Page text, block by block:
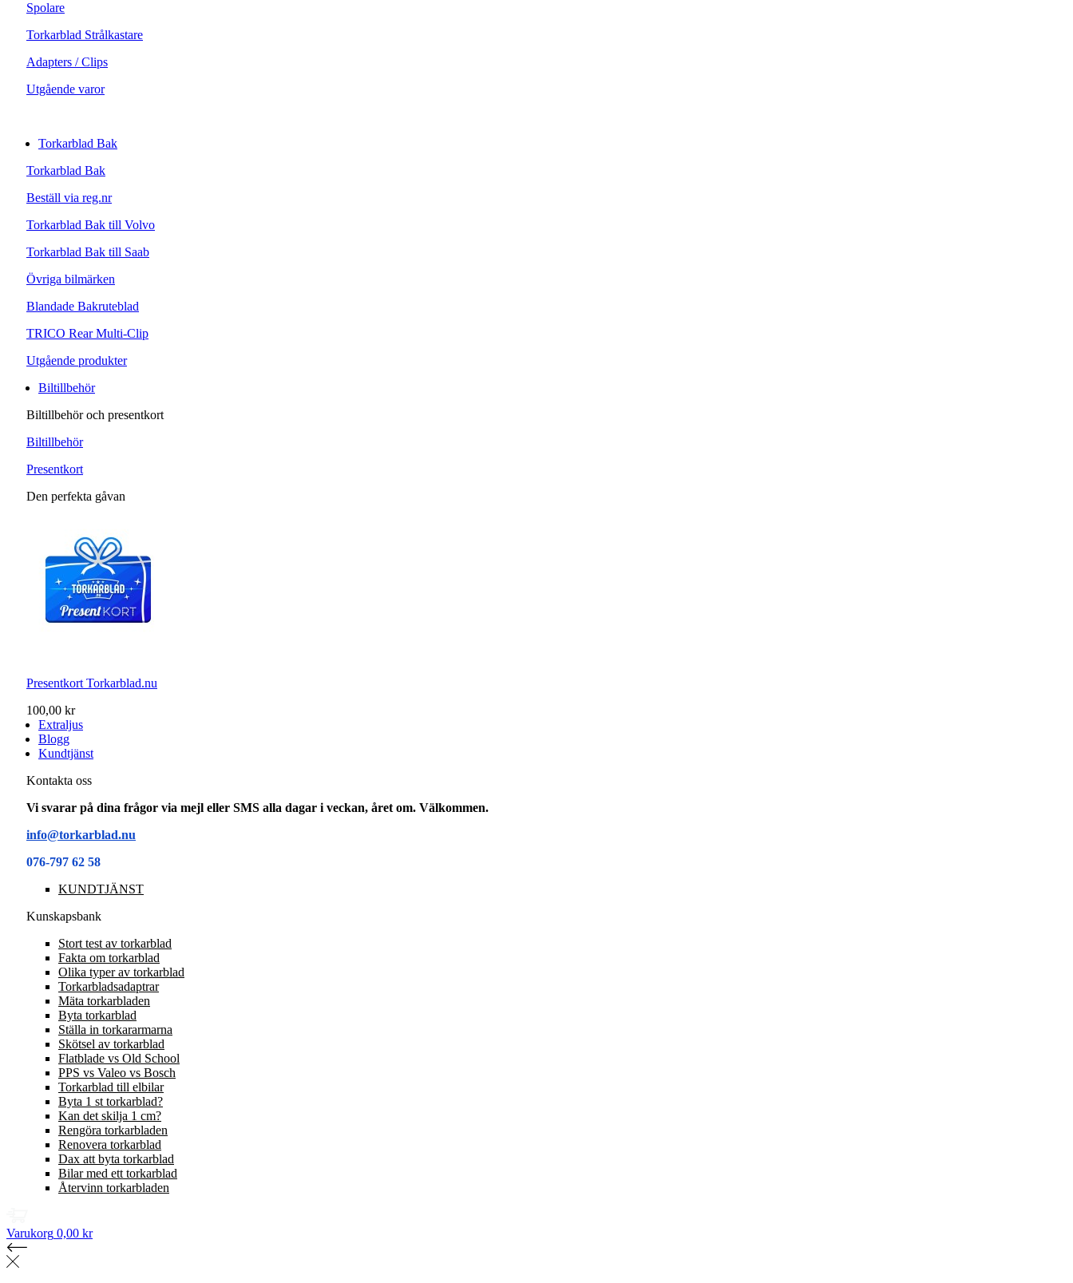
Spolare
Torkarblad Strålkastare
Adapters / Clips
Utgående varor
Torkarblad Bak
Torkarblad Bak
Beställ via reg.nr
Torkarblad Bak till Volvo
Torkarblad Bak till Saab
Övriga bilmärken
Blandade Bakruteblad
TRICO Rear Multi-Clip
Utgående produkter
Biltillbehör
Biltillbehör och presentkort
Biltillbehör
Presentkort
Den perfekta gåvan
Presentkort Torkarblad.nu
100,00 kr
Extraljus
Blogg
Kundtjänst
Kontakta oss
Vi svarar på dina frågor via mejl eller SMS alla dagar i veckan, året om. Välkommen.
info@torkarblad.nu
076-797 62 58
KUNDTJÄNST
Kunskapsbank
Stort test av torkarblad
Fakta om torkarblad
Olika typer av torkarblad
Torkarbladsadaptrar
Mäta torkarbladen
Byta torkarblad
Ställa in torkararmarna
Skötsel av torkarblad
Flatblade vs Old School
PPS vs Valeo vs Bosch
Torkarblad till elbilar
Byta 1 st torkarblad?
Kan det skilja 1 cm?
Rengöra torkarbladen
Renovera torkarblad
Dax att byta torkarblad
Bilar med ett torkarblad
Återvinn torkarbladen
Varukorg 0,00 kr